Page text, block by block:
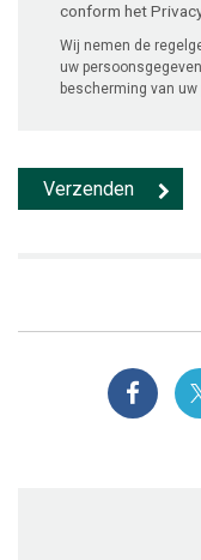
conform het
Wij nemen de
uw
bescherming van uw